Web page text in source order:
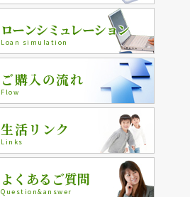
ローンシミュレーション
Loan simulation
ご購入の流れ
Flow
生活リンク
Links
よくあるご質問
Question&answer